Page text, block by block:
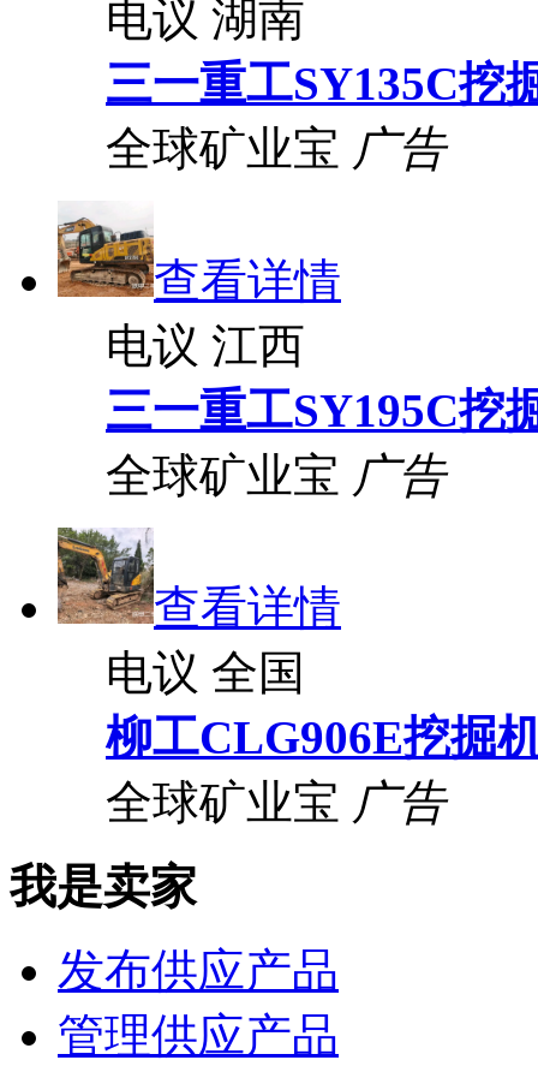
电议 湖南
三一重工SY135C挖
全球矿业宝 广告
查看详情
电议 江西
三一重工SY195C挖
全球矿业宝 广告
查看详情
电议 全国
柳工CLG906E挖掘
全球矿业宝 广告
我是卖家
发布供应产品
管理供应产品